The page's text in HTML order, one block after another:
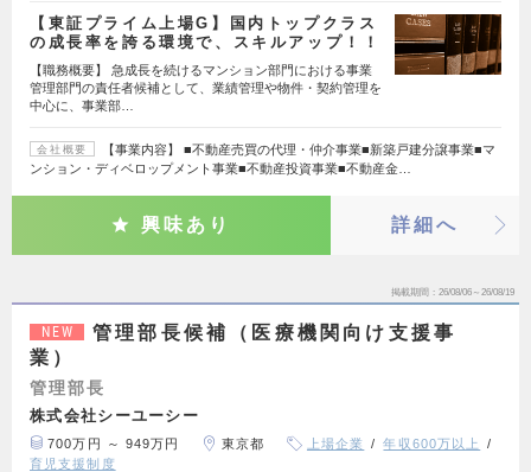
【東証プライム上場G】国内トップクラス
の成長率を誇る環境で、スキルアップ！！
【職務概要】 急成長を続けるマンション部門における事業
管理部門の責任者候補として、業績管理や物件・契約管理を
中心に、事業部…
会社概要
【事業内容】 ■不動産売買の代理・仲介事業■新築戸建分譲事業■マ
ンション・ディベロップメント事業■不動産投資事業■不動産金…
興味あり 詳細へ
掲載期間 26/08/06～26/08/19
NEW
管理部長候補（医療機関向け支援事
業）
管理部長
株式会社シーユーシー
700万円 ～ 949万円 東京都 上場企業
年収600万以上
育児支援制度